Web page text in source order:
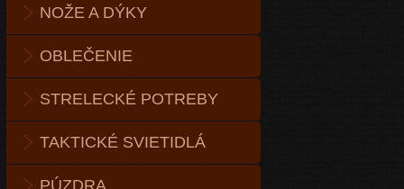
NOŽE A DÝKY
OBLEČENIE
STRELECKÉ POTREBY
TAKTICKÉ SVIETIDLÁ
PÚZDRA